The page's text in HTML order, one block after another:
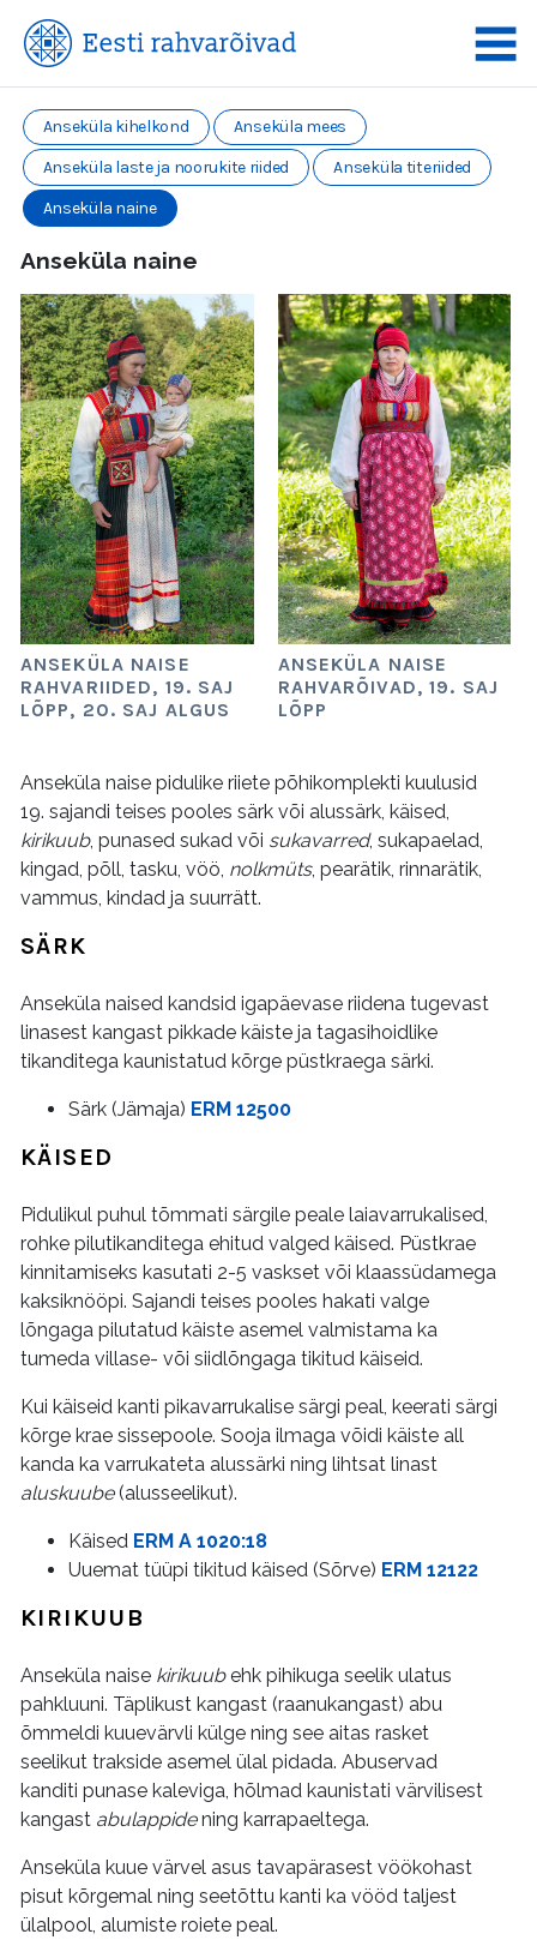
Anseküla kihelkond
Anseküla mees
Anseküla laste ja noorukite riided
Anseküla titeriided
Anseküla naine
Anseküla naine
ANSEKÜLA NAISE
RAHVARIIDED, 19. SAJ
LÕPP, 20. SAJ ALGUS
ANSEKÜLA NAISE
RAHVARÕIVAD, 19. SAJ
LÕPP
Anseküla naise pidulike riiete põhikomplekti kuulusid
19. sajandi teises pooles särk või alussärk, käised,
kirikuub, punased sukad või sukavarred, sukapaelad,
kingad, põll, tasku, vöö, nolkmüts, pearätik, rinnarätik,
vammus, kindad ja suurrätt.
SÄRK
Anseküla naised kandsid igapäevase riidena tugevast
linasest kangast pikkade käiste ja tagasihoidlike
tikanditega kaunistatud kõrge püstkraega särki.
Särk (Jämaja) ERM 12500
KÄISED
Pidulikul puhul tõmmati särgile peale laiavarrukalised,
rohke pilutikanditega ehitud valged käised. Püstkrae
kinnitamiseks kasutati 2-5 vaskset või klaassüdamega
kaksiknööpi. Sajandi teises pooles hakati valge
lõngaga pilutatud käiste asemel valmistama ka
tumeda villase- või siidlõngaga tikitud käiseid.
Kui käiseid kanti pikavarrukalise särgi peal, keerati särgi
kõrge krae sissepoole. Sooja ilmaga võidi käiste all
kanda ka varrukateta alussärki ning lihtsat linast
aluskuube(alusseelikut).
Käised ERM A 1020:18
Uuemat tüüpi tikitud käised (Sõrve) ERM 12122
KIRIKUUB
Anseküla naise kirikuubehk pihikuga seelik ulatus
pahkluuni. Täplikust kangast (raanukangast) abu
õmmeldi kuuevärvli külge ning see aitas rasket
seelikut trakside asemel ülal pidada. Abuservad
kanditi punase kaleviga, hõlmad kaunistati värvilisest
kangast abulappidening karrapaeltega.
Anseküla kuue värvel asus tavapärasest vöökohast
pisut kõrgemal ning seetõttu kanti ka vööd taljest
ülalpool, alumiste roiete peal.